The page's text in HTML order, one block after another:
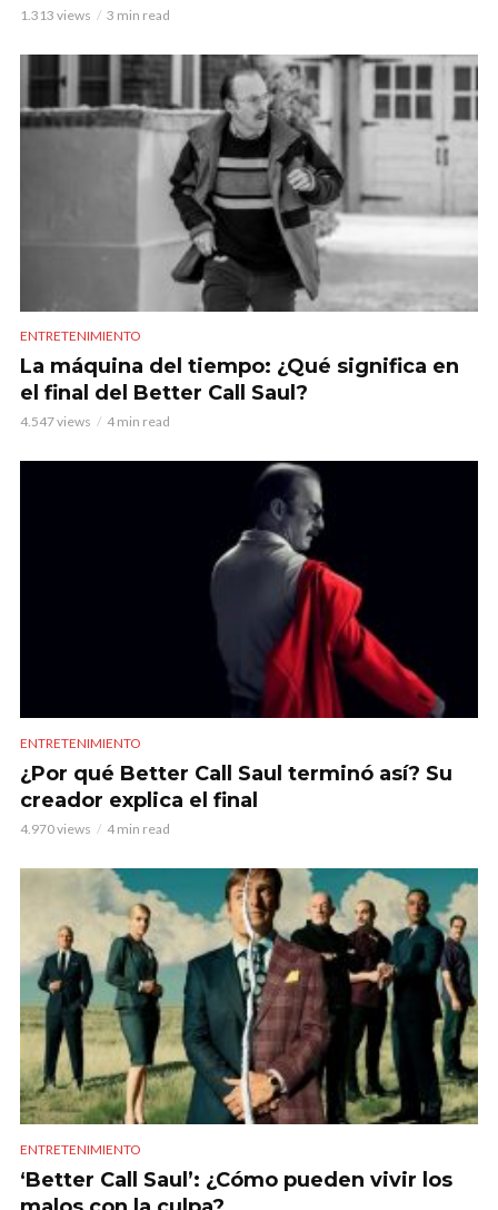
1.313 views 3 min read
ENTRETENIMIENTO
La máquina del tiempo: ¿Qué significa en
el final del Better Call Saul?
4.547 views 4 min read
ENTRETENIMIENTO
¿Por qué Better Call Saul terminó así? Su
creador explica el final
4.970 views 4 min read
ENTRETENIMIENTO
‘Better Call Saul’: ¿Cómo pueden vivir los